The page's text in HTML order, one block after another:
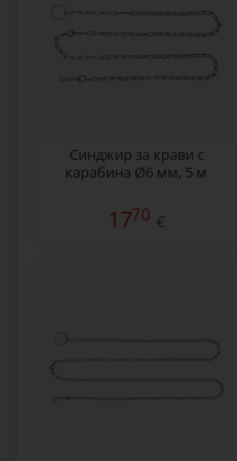
Синджир за крави с
карабина Ø6 мм, 5 м
1770 €